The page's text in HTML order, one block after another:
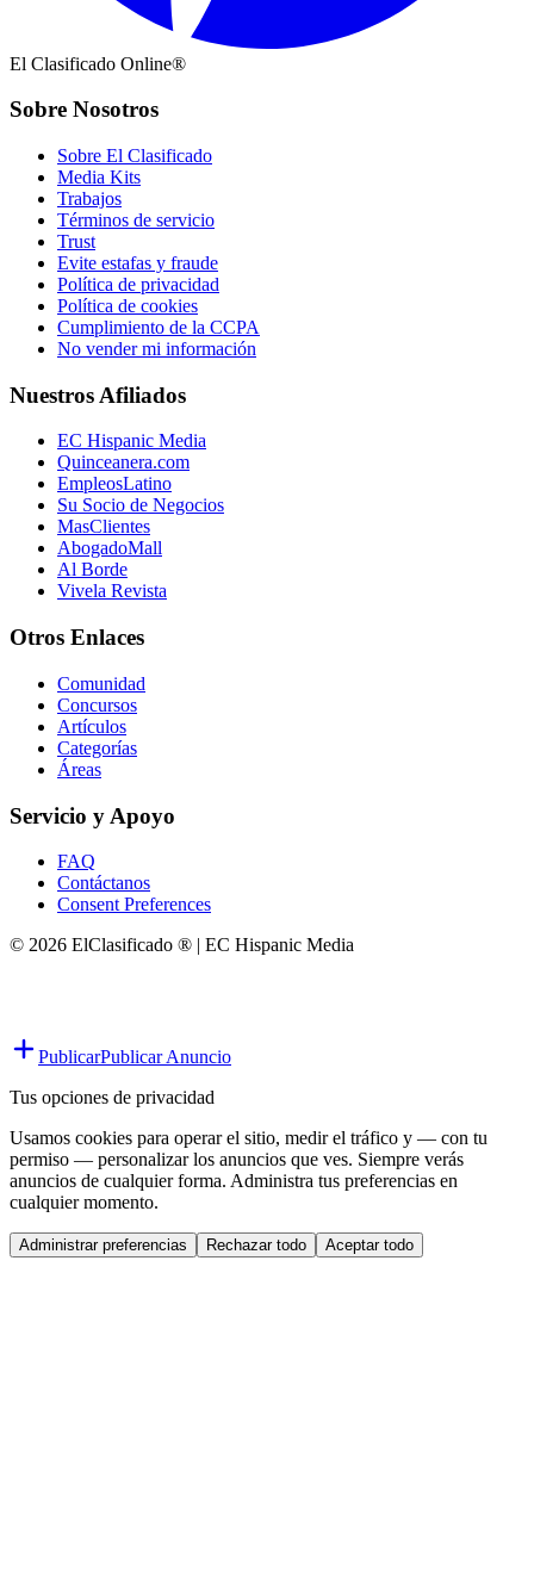
El Clasificado Online®
Sobre Nosotros
Sobre El Clasificado
Media Kits
Trabajos
Términos de servicio
Trust
Evite estafas y fraude
Política de privacidad
Política de cookies
Cumplimiento de la CCPA
No vender mi información
Nuestros Afiliados
EC Hispanic Media
Quinceanera.com
EmpleosLatino
Su Socio de Negocios
MasClientes
AbogadoMall
Al Borde
Vivela Revista
Otros Enlaces
Comunidad
Concursos
Artículos
Categorías
Áreas
Servicio y Apoyo
FAQ
Contáctanos
Consent Preferences
© 2026 ElClasificado ® | EC Hispanic Media
PublicarPublicar Anuncio
Tus opciones de privacidad
Usamos cookies para operar el sitio, medir el tráfico y — con tu
permiso — personalizar los anuncios que ves. Siempre verás
anuncios de cualquier forma. Administra tus preferencias en
cualquier momento.
Administrar preferencias Rechazar todo Aceptar todo